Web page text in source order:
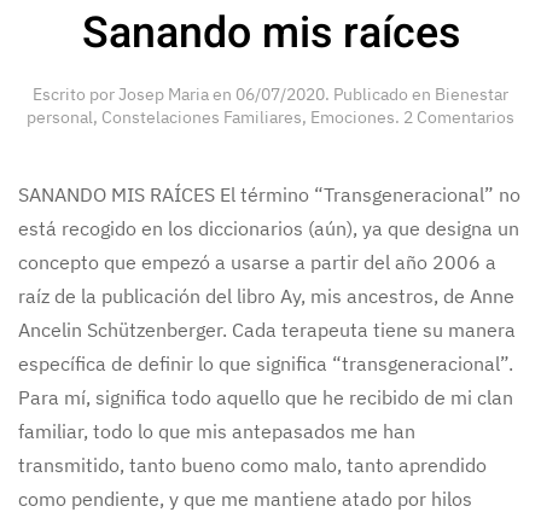
Sanando mis raíces
Escrito porJosep Mariaen 06/07/2020. Publicado en Bienestar
personal, Constelaciones Familiares, Emociones. 2 Comentarios
SANANDO MIS RAÍCES El término “Transgeneracional” no
está recogido en los diccionarios (aún), ya que designa un
concepto que empezó a usarse a partir del año 2006 a
raíz de la publicación del libro Ay, mis ancestros, de Anne
Ancelin Schützenberger. Cada terapeuta tiene su manera
específica de definir lo que significa “transgeneracional”.
Para mí, significa todo aquello que he recibido de mi clan
familiar, todo lo que mis antepasados me han
transmitido, tanto bueno como malo, tanto aprendido
como pendiente, y que me mantiene atado por hilos